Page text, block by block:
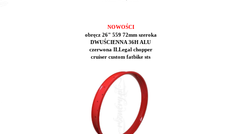
NOWOŚCI
obręcz 26" 559 72mm szeroka
DWUŚCIENNA 36H ALU
czerwona ILLegal chopper
cruiser custom fatbike sts